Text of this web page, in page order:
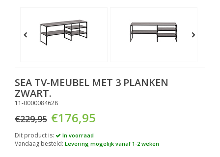
SEA TV-MEUBEL MET 3 PLANKEN
ZWART.
11-0000084628
€229,95 €176,95
Dit product is: In voorraad
Vandaag besteld: Levering mogelijk vanaf 1-2 weken